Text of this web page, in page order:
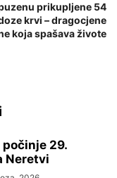
prikupljene 54
krvi – dragocjene
koja spašava živote
29.
Neretvi